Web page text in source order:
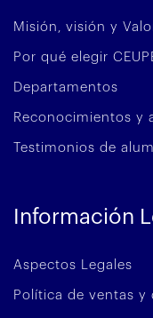
Misión, visión y
Por qué elegir
Departamentos
Reconocimientos y
Testimonios de
Información
Aspectos Legales
Política de ventas y